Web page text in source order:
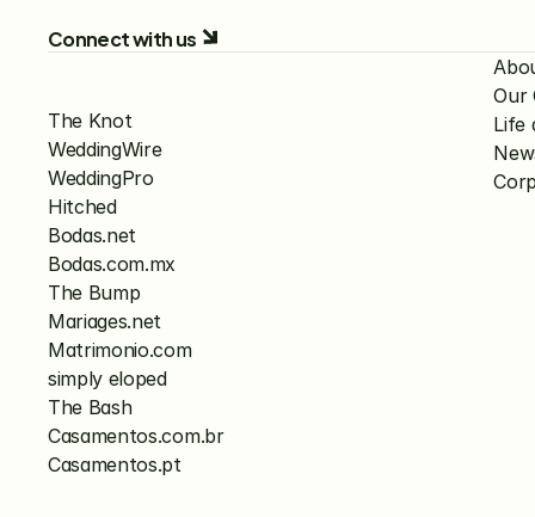
Connect with us
The Knot
WeddingWire
WeddingPro
Hitched
Bodas.net
Bodas.com.mx
The Bump
Mariages.net
Matrimonio.com
simply eloped
The Bash
Casamentos.com.br
Casamentos.pt
Our
Life